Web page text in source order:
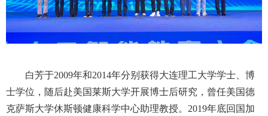
白芳于2009年和2014年分别获得大连理工大学学士、博
士学位，随后赴美国莱斯大学开展博士后研究，曾任美国德
克萨斯大学休斯顿健康科学中心助理教授。 2019年底回国加